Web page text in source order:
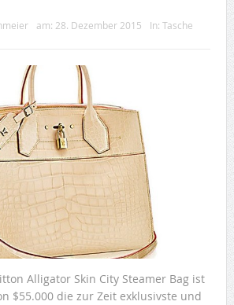
am: 28. Dezember 2015 In: Tasche
Alligator Skin City Steamer Bag ist
$55.000 die zur Zeit exklusivste und